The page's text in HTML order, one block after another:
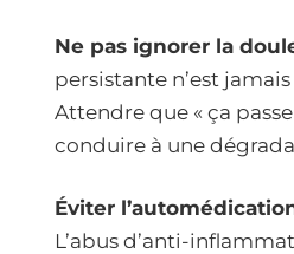
Ne pas ignorer la
persistante n’est
Attendre que « ça
conduire à une
Éviter
L’abus d’anti-